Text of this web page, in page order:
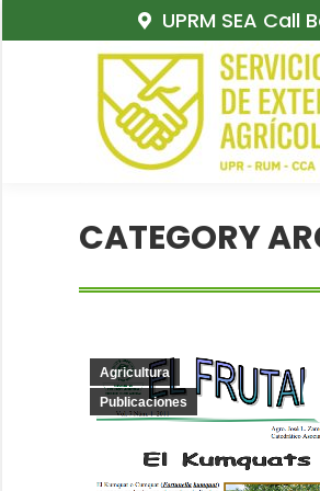
UPRM SEA Call
CATEGORY
Agricultura
Publicaciones